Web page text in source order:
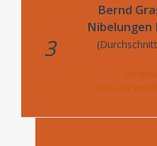
3
Bernd
Nibelungen